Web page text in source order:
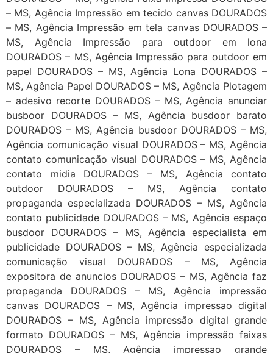
– MS, Agência Impressão em tecido canvas DOURADOS
– MS, Agência Impressão em tela canvas DOURADOS –
MS, Agência Impressão para outdoor em lona
DOURADOS – MS, Agência Impressão para outdoor em
papel DOURADOS – MS, Agência Lona DOURADOS –
MS, Agência Papel DOURADOS – MS, Agência Plotagem
– adesivo recorte DOURADOS – MS, Agência anunciar
busboor DOURADOS – MS, Agência busdoor barato
DOURADOS – MS, Agência busdoor DOURADOS – MS,
Agência comunicação visual DOURADOS – MS, Agência
contato comunicação visual DOURADOS – MS, Agência
contato midia DOURADOS – MS, Agência contato
outdoor DOURADOS – MS, Agência contato
propaganda especializada DOURADOS – MS, Agência
contato publicidade DOURADOS – MS, Agência espaço
busdoor DOURADOS – MS, Agência especialista em
publicidade DOURADOS – MS, Agência especializada
comunicação visual DOURADOS – MS, Agência
expositora de anuncios DOURADOS – MS, Agência faz
propaganda DOURADOS – MS, Agência impressão
canvas DOURADOS – MS, Agência impressao digital
DOURADOS – MS, Agência impressão digital grande
formato DOURADOS – MS, Agência impressão faixas
DOURADOS – MS, Agência impressao grande